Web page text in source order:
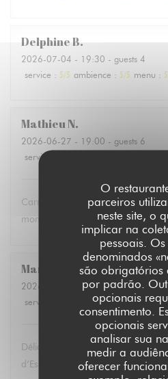
O
parceiros
neste site, o
implicar na
pessoais.
denominados
são obrigatórios
por padrão.
opcionais
consentimento.
opcionais
analisar sua
medir a
oferecer
DelphineB
2026-07-04 - 19:30 - guests 4
service : 5/5 ambience : 5/5 menu : 5
MathieuN
2026-06-27 - 19:00 - guests 6
service
Carrément. Accueil, service
moment de pur plaisir
Marie-LaureK
2026-06-26
- 20:15 - guests 5
service
ambience: 5/5 menu: 5
Délicieux tapas, accueil et service
d’Espagne au cœur de Lille,